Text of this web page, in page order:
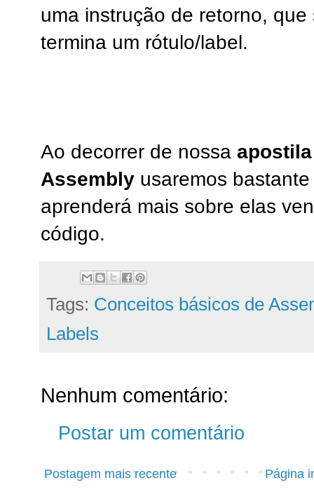
uma instrução de retorno,
termina um rótulo/label.
Ao decorrer de nossa
Assembly usaremos
aprenderá mais sobre elas
código.
Tags: Conceitos básicos de
Labels
Nenhum comentário:
Postar um comentário
Postagem mais recente Página